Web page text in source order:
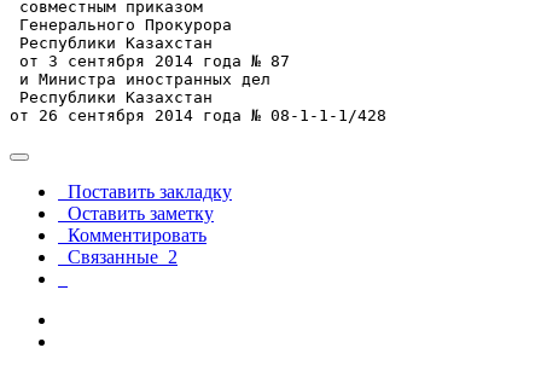
совместным приказом
Генерального Прокурора
Республики Казахстан
от 3 сентября 2014 года № 87
и Министра иностранных дел
Республики Казахстан
от 26 сентября 2014 года № 08-1-1-1/428
Поставить закладку
Оставить заметку
Комментировать
Связанные 2